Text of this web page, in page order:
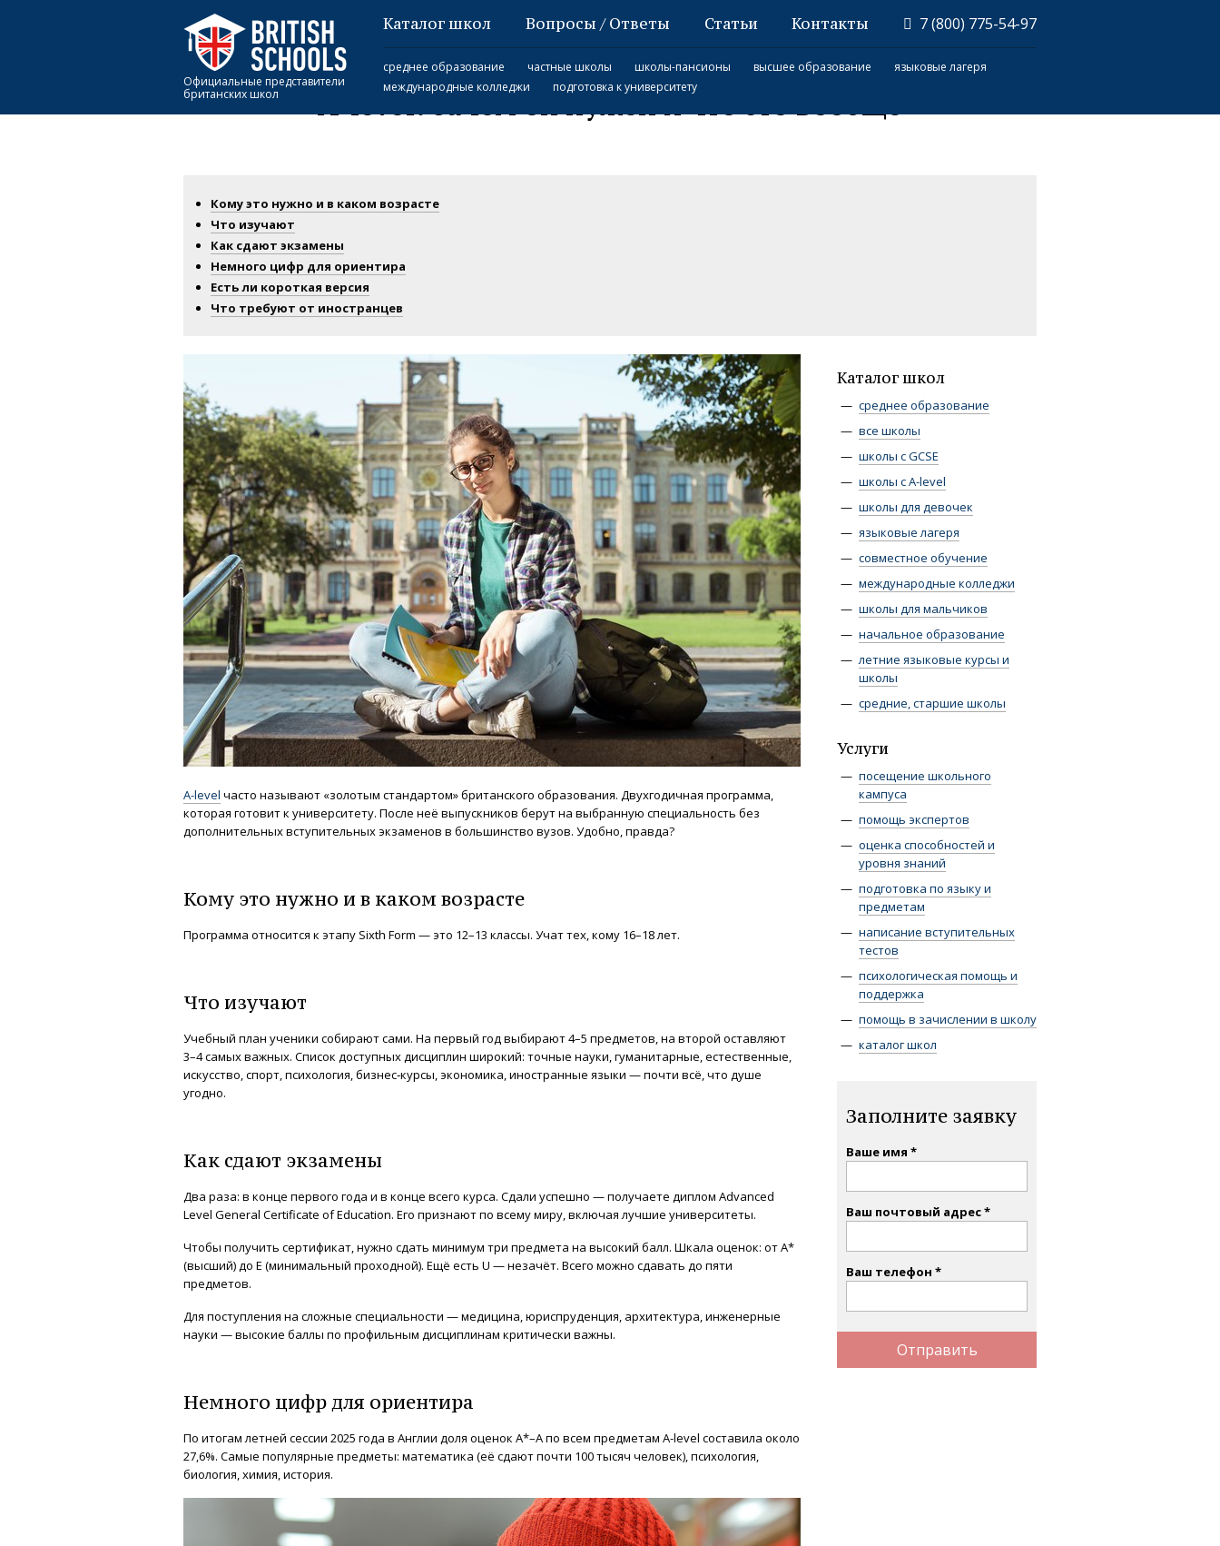
Официальные представители
британских школ
Каталог школ Вопросы / Ответы Статьи Контакты 7 (800) 775-54-97
среднее образование частные школы школы-пансионы высшее образование
языковые лагеря
международные колледжи
подготовка к университету
Главная A-level: зачем он нужен и что это вообще
A-level: зачем он нужен и что это вообще
Кому это нужно и в каком возрасте
Что изучают
Как сдают экзамены
Немного цифр для ориентира
Есть ли короткая версия
Что требуют от иностранцев
A-level часто называют «золотым стандартом» британского образования. Двухгодичная программа,
которая готовит к университету. После неё выпускников берут на выбранную специальность без
дополнительных вступительных экзаменов в большинство вузов. Удобно, правда?
Кому это нужно и в каком возрасте
Программа относится к этапу Sixth Form — это 12–13 классы. Учат тех, кому 16–18 лет.
Что изучают
Учебный план ученики собирают сами. На первый год выбирают 4–5 предметов, на второй оставляют
3–4 самых важных. Список доступных дисциплин широкий: точные науки, гуманитарные, естественные,
искусство, спорт, психология, бизнес‑курсы, экономика, иностранные языки — почти всё, что душе
угодно.
Как сдают экзамены
Два раза: в конце первого года и в конце всего курса. Сдали успешно — получаете диплом Advanced
Level General Certificate of Education. Его признают по всему миру, включая лучшие университеты.
Чтобы получить сертификат, нужно сдать минимум три предмета на высокий балл. Шкала оценок: от A*
(высший) до E (минимальный проходной). Ещё есть U — незачёт. Всего можно сдавать до пяти
предметов.
Для поступления на сложные специальности — медицина, юриспруденция, архитектура, инженерные
науки — высокие баллы по профильным дисциплинам критически важны.
Немного цифр для ориентира
По итогам летней сессии 2025 года в Англии доля оценок A*–A по всем предметам A-level составила около
27,6%. Самые популярные предметы: математика (её сдают почти 100 тысяч человек), психология,
биология, химия, история.
Каталог школ
среднее образование
все школы
школы с GCSE
школы с A-level
школы для девочек
языковые лагеря
совместное обучение
международные колледжи
школы для мальчиков
начальное образование
летние языковые курсы и
школы
средние, старшие школы
Услуги
посещение школьного
кампуса
помощь экспертов
оценка способностей и
уровня знаний
подготовка по языку и
предметам
написание вступительных
тестов
психологическая помощь и
поддержка
помощь в зачислении в школу
каталог школ
Заполните заявку
Ваше имя
Ваш почтовый адрес
Ваш телефон
Отправить